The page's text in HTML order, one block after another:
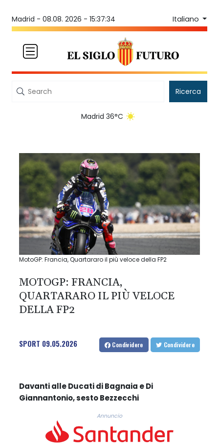
Madrid - 08.08. 2026 - 15:37:34 Italiano
Ricerca
Madrid 36°C
MotoGP: Francia, Quartararo il più veloce della FP2
MOTOGP: FRANCIA,
QUARTARARO IL PIÙ VELOCE
DELLA FP2
SPORT 09.05.2026 Condividere Condividere
Davanti alle Ducati di Bagnaia e Di
Giannantonio, sesto Bezzecchi
Annuncio